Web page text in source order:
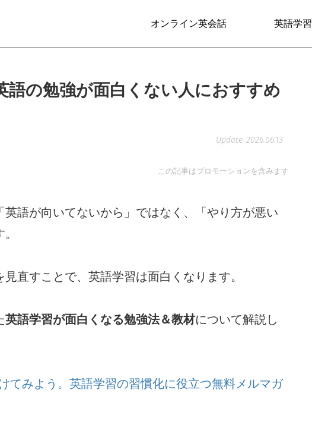
オンライン英会話 英語学習
語の勉強が面白くない人におすすめ
2026.06.13
この記事はプロモーションを含みます
語が向いてないから」ではなく、「やり方が悪い
直すことで、英語学習は面白くなります。
英語学習が面白くなる勉強法＆教材について解説し
みよう。 英語学習の習慣化に役立つ無料メルマガ